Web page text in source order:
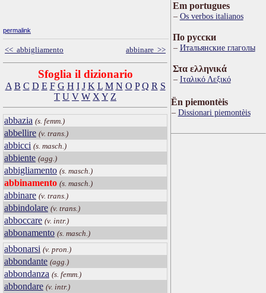
permalink
<< abbigliamento abbinare >>
Sfoglia il dizionario
A B C D E F G H I J K L M N O P Q R S
T U V W X Y Z
abbazia (s. femm.)
abbellire (v. trans.)
abbicci (s. masch.)
abbiente (agg.)
abbigliamento (s. masch.)
abbinamento (s. masch.)
abbinare (v. trans.)
abbindolare (v. trans.)
abboccare (v. intr.)
abbonamento (s. masch.)
abbonarsi (v. pron.)
abbondante (agg.)
abbondanza (s. femm.)
abbondare (v. intr.)
Em portugues
Os verbos italianos
По русски
Итальянские глаголы
Στα ελληνικά
Ιταλικό Λεξικό
Ën piemontèis
Dissionari piemontèis